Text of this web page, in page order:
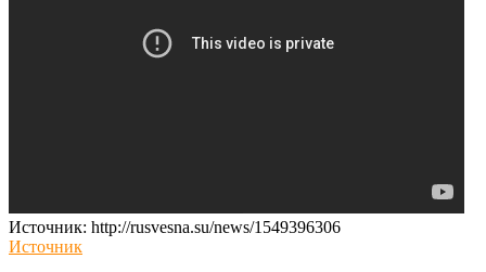
Источник: http://rusvesna.su/news/1549396306
Источник